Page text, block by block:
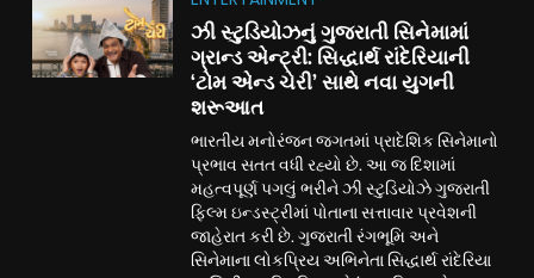
ઝી સ્ટુડિયોઝનું ગુજરાતી સિનેમામાં
ગ્રાન્ડ એન્ટ્રી: સિદ્ધાર્થ રાંદેરિયાની
‘ટોમ એન્ડ ચેરી’ સાથે નવા યુગની
શરૂઆત
ભારતીય મનોરંજન જગતમાં પ્રાદેશિક સિનેમાનો
પ્રભાવ સતત વધી રહ્યો છે. આ જ દિશામાં
મહત્વપૂર્ણ પગલું ભરીને ઝી સ્ટુડિયોઝે ગુજરાતી
ફિલ્મ ઇન્ડસ્ટ્રીમાં પોતાના સત્તાવાર પ્રવેશની
જાહેરાત કરી છે. ગુજરાતી રંગભૂમિ અને
સિનેમાના લોકપ્રિય અભિનેતા સિદ્ધાર્થ રાંદેરિયા